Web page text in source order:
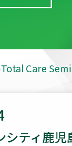
Care
シティ鹿児